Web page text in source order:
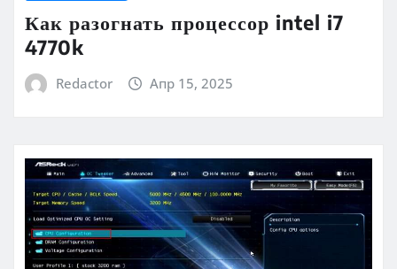
Как разогнать процессор intel i7
4770k
Redactor Апр 15, 2025